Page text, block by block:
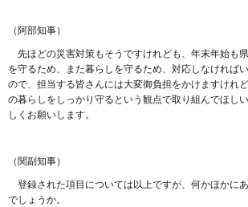
（阿部知事）
先ほどの災害対策もそうですけれども、年末年始も
を守るため、また暮らしを守るため、対応しなければ
ので、担当する皆さんには大変御負担をかけますけれ
の暮らしをしっかり守るという観点で取り組んでほし
しくお願いします。
（関副知事）
登録された項目については以上ですが、何かほかに
でしょうか。